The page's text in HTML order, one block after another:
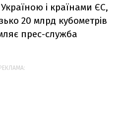
і країнами ЄС,
20 млрд кубометрів
прес-служба
РЕКЛАМА: